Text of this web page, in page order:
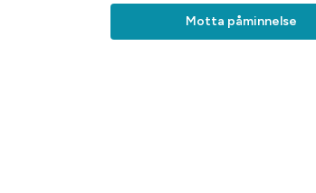
Motta påminnelse